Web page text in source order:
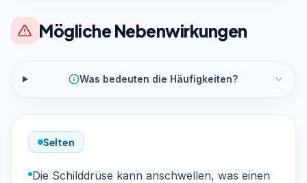
Mögliche Nebenwirkungen
Was bedeuten die Häufigkeiten?
Selten
Die Schilddrüse kann anschwellen, was einen